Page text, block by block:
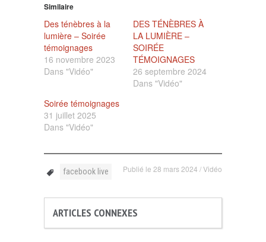
Similaire
Des ténèbres à la
lumière – Soirée
témoignages
16 novembre 2023
Dans "Vidéo"
DES TÉNÈBRES À
LA LUMIÈRE –
SOIRÉE
TÉMOIGNAGES
26 septembre 2024
Dans "Vidéo"
Soirée témoignages
31 juillet 2025
Dans "Vidéo"
Publié le 28 mars 2024 /Vidéo
facebook live
ARTICLES CONNEXES